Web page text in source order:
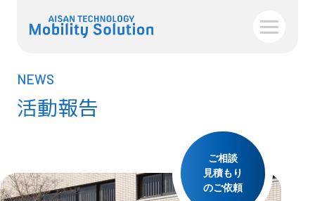
NEWS
活動報告
ご相談
見積もり
のご依頼